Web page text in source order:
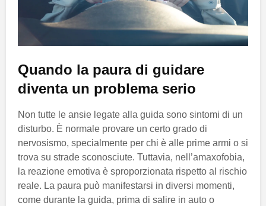
Quando la paura di guidare
diventa un problema serio
Non tutte le ansie legate alla guida sono sintomi di un
disturbo. È normale provare un certo grado di
nervosismo, specialmente per chi è alle prime armi o si
trova su strade sconosciute. Tuttavia, nell’amaxofobia,
la reazione emotiva è sproporzionata rispetto al rischio
reale. La paura può manifestarsi in diversi momenti,
come durante la guida, prima di salire in auto o